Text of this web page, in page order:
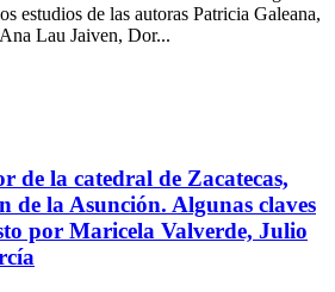
estudios de las autoras Patricia Galeana,
Lau Jaiven, Dor...
de la catedral de Zacatecas,
de la Asunción. Algunas claves
por Maricela Valverde, Julio